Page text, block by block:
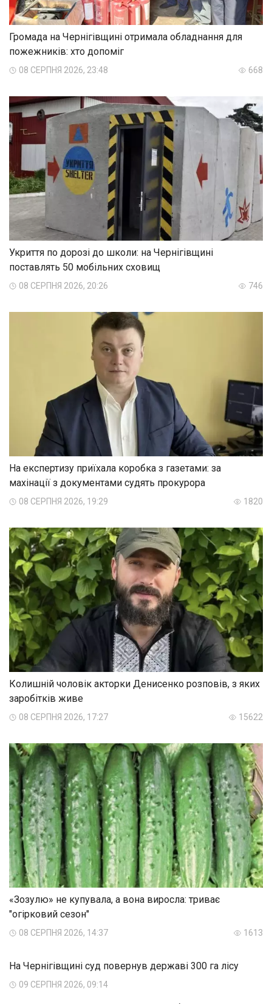
Громада на Чернігівщині отримала обладнання для
пожежників: хто допоміг
08 СЕРПНЯ 2026, 23:48 668
Укриття по дорозі до школи: на Чернігівщині
поставлять 50 мобільних сховищ
08 СЕРПНЯ 2026, 20:26 746
На експертизу приїхала коробка з газетами: за
махінації з документами судять прокурора
08 СЕРПНЯ 2026, 19:29 1820
Колишній чоловік акторки Денисенко розповів, з яких
заробітків живе
08 СЕРПНЯ 2026, 17:27 15622
«Зозулю» не купувала, а вона виросла: триває
"огірковий сезон"
08 СЕРПНЯ 2026, 14:37 1613
На Чернігівщині суд повернув державі 300 га лісу
09 СЕРПНЯ 2026, 09:14